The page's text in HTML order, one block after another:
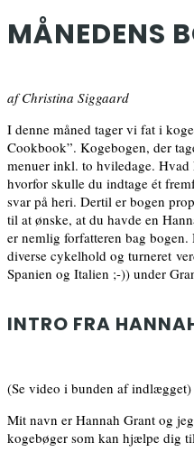
MÅNEDENS
af Christina Siggaard
I denne måned tager vi fat i
Cookbook”. Kogebogen, der
menuer inkl. to hviledage.
hvorfor skulle du indtage ét
svar på heri. Dertil er bogen
til at ønske, at du havde en
er nemlig forfatteren bag
diverse cykelhold og turneret
Spanien og Italien ;-)) under
INTRO FRA
(Se video i bunden af indlægget)
Mit navn er Hannah Grant og
kogebøger som kan hjælpe dig